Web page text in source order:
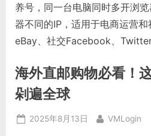
养号，同一台电脑同时多开浏
器不同的IP，适用于电商运营和
eBay、社交Facebook、
海外直邮购物必看！
剁遍全球
Posted
2025年8月13日 By
VMLogin